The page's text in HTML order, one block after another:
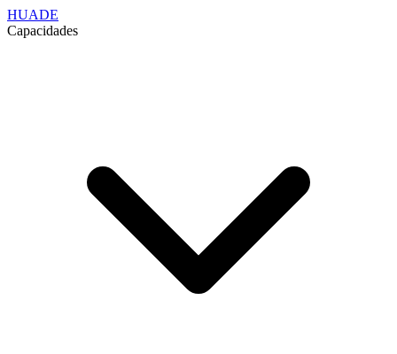
HUADE
Capacidades